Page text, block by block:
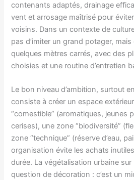
contenants adaptés, drainage
vent et arrosage maîtrisé pour
voisins. Dans un contexte de
pas d’imiter un grand potager,
quelques mètres carrés, avec des
choisies et une routine d’entretien
Le bon niveau d’ambition, surtout
consiste à créer un espace
“comestible” (aromatiques, jeunes
cerises), une zone “biodiversité”
zone “technique” (réserve d’eau,
organisation évite les achats
durée. La végétalisation urbaine sur
question de décoration : c’est un